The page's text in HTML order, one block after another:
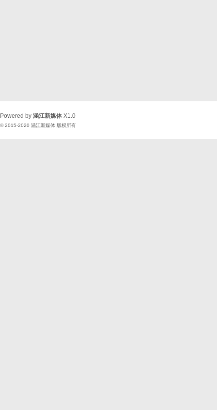
Powered by 涵江新媒体 X1.0
© 2015-2020 涵江新媒体 版权所有